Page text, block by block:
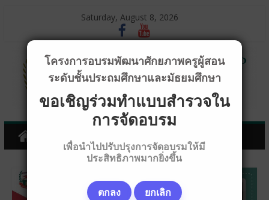
Saturday, August 8, 2026
โครงการอบรมพัฒนาศักยภาพครูผู้สอน
ระดับชั้นประถมศึกษาและมัธยมศึกษา
ขอเชิญร่วมทำแบบสำรวจใน
การจัดอบรม
เพื่อนำไปปรับปรุงการจัดอบรมให้มี
ประสิทธิภาพมากยิ่งขึ้น
ตกลง ยกเลิก